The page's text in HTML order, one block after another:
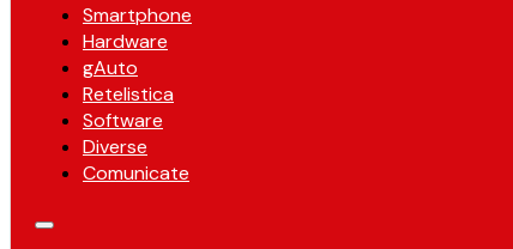
Smartphone
Hardware
gAuto
Retelistica
Software
Diverse
Comunicate